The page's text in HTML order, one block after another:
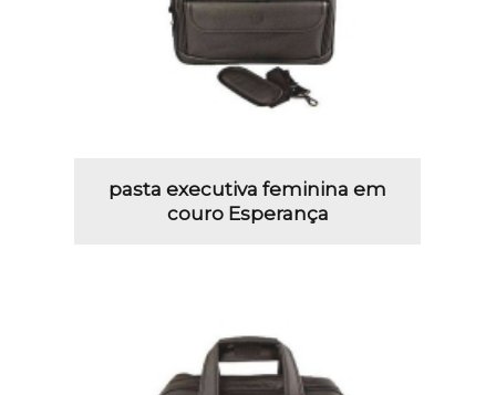
pasta executiva feminina em
couro Esperança